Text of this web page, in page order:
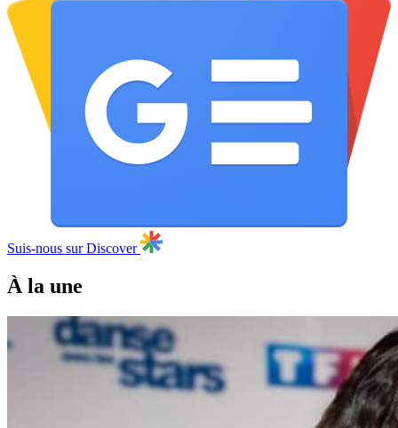
Suis-nous sur Discover
À la une